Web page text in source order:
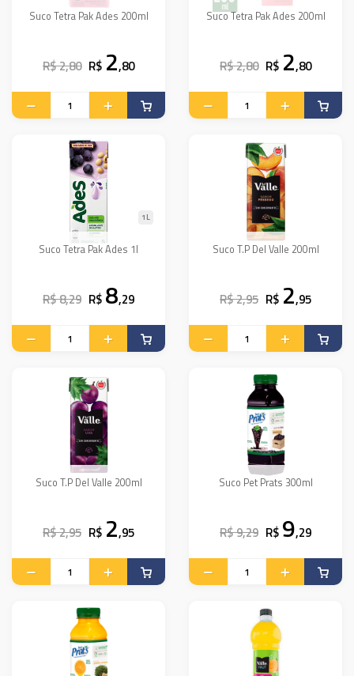
Suco Tetra Pak Ades 200ml
R$ 2,80 R$ 2,80
Suco Tetra Pak Ades 200ml
R$ 2,80 R$ 2,80
Suco Tetra Pak Ades 1l
1L
R$ 8,29 R$ 8,29
Suco T.P Del Valle 200ml
R$ 2,95 R$ 2,95
Suco T.P Del Valle 200ml
R$ 2,95 R$ 2,95
Suco Pet Prats 300ml
R$ 9,29 R$ 9,29